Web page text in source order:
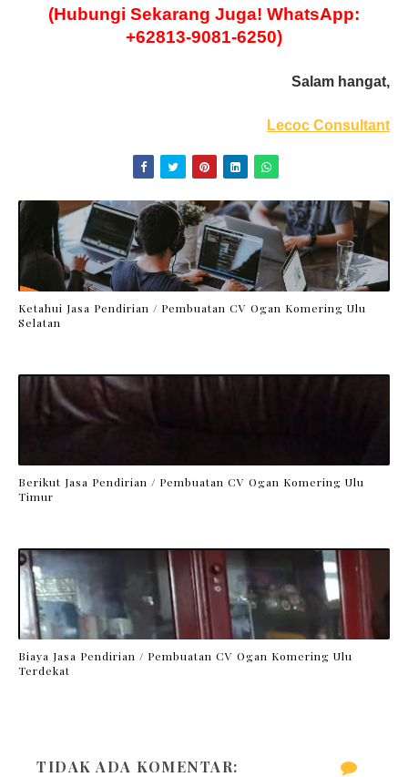
(Hubungi Sekarang Juga! WhatsApp:
+62813-9081-6250)
Salam hangat,
Lecoc Consultant
Ketahui Jasa Pendirian / Pembuatan CV Ogan Komering Ulu
Selatan
Berikut Jasa Pendirian / Pembuatan CV Ogan Komering Ulu
Timur
Biaya Jasa Pendirian / Pembuatan CV Ogan Komering Ulu
Terdekat
TIDAK ADA KOMENTAR: